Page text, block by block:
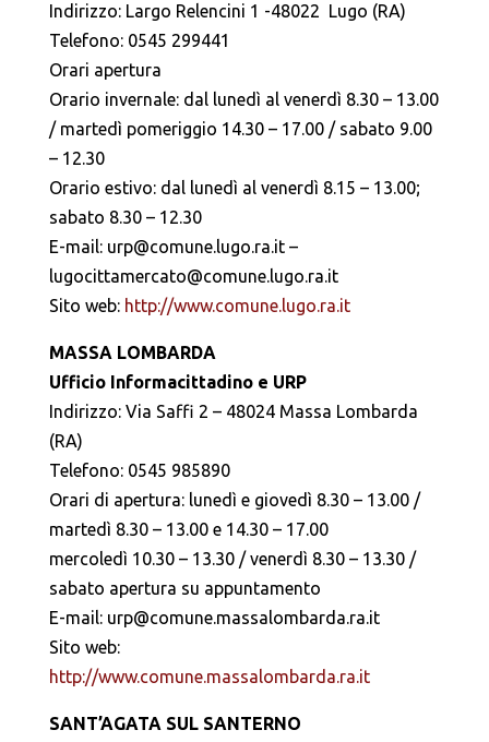
Indirizzo: Largo Relencini 1 -48022 Lugo (RA)
Telefono: 0545 299441
Orari apertura
Orario invernale: dal lunedì al venerdì 8.30 – 13.00
/ martedì pomeriggio 14.30 – 17.00 / sabato 9.00
– 12.30
Orario estivo: dal lunedì al venerdì 8.15 – 13.00;
sabato 8.30 – 12.30
E-mail: urp@comune.lugo.ra.it –
lugocittamercato@comune.lugo.ra.it
Sito web: http://www.comune.lugo.ra.it
MASSA LOMBARDA
Ufficio Informacittadino e URP
Indirizzo: Via Saffi 2 – 48024 Massa Lombarda
(RA)
Telefono: 0545 985890
Orari di apertura: lunedì e giovedì 8.30 – 13.00 /
martedì 8.30 – 13.00 e 14.30 – 17.00
mercoledì 10.30 – 13.30 / venerdì 8.30 – 13.30 /
sabato apertura su appuntamento
E-mail: urp@comune.massalombarda.ra.it
Sito web:
http://www.comune.massalombarda.ra.it
SANT’AGATA SUL SANTERNO